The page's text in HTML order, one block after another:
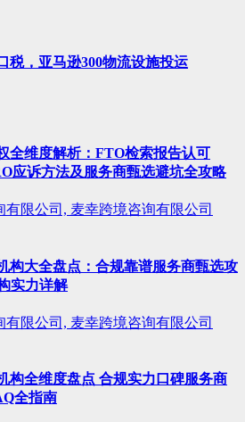
税，亚马逊300物流设施投运
全维度解析：FTO检索报告认可
应诉方法及服务商甄选避坑全攻略
有限公司, 麦幸跨境咨询有限公司
构大全盘点：合规靠谱服务商甄选攻
实力详解
有限公司, 麦幸跨境咨询有限公司
构全维度盘点 合规实力口碑服务商
全指南